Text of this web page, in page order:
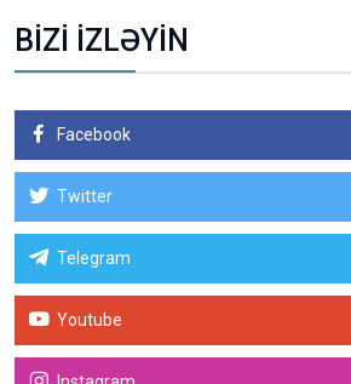
BİZİ İZLƏYİN
Facebook
Twitter
Telegram
Youtube